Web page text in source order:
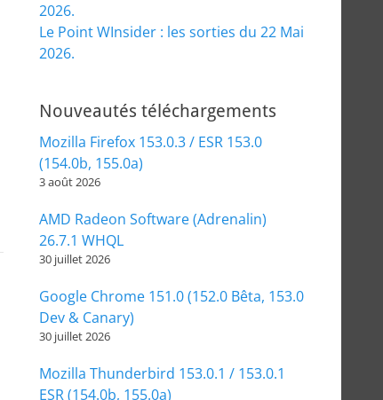
2026.
Le Point WInsider : les sorties du 22 Mai
2026.
Nouveautés téléchargements
Mozilla Firefox 153.0.3 / ESR 153.0
(154.0b, 155.0a)
3 août 2026
AMD Radeon Software (Adrenalin)
26.7.1 WHQL
30 juillet 2026
Google Chrome 151.0 (152.0 Bêta, 153.0
Dev & Canary)
30 juillet 2026
Mozilla Thunderbird 153.0.1 / 153.0.1
ESR (154.0b, 155.0a)